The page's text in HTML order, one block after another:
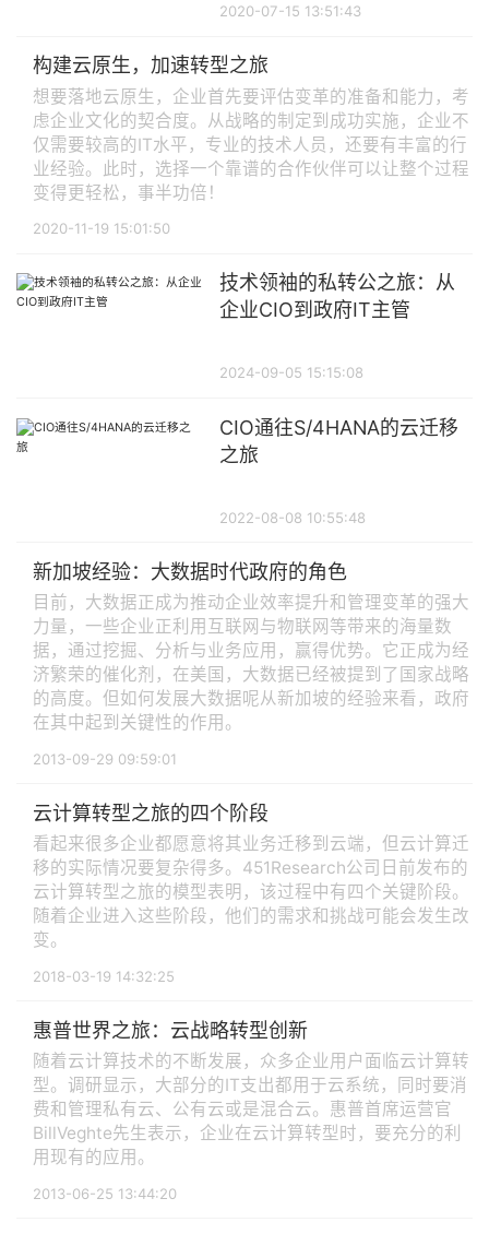
2020-07-15 13:51:43
构建云原生，加速转型之旅
想要落地云原生，企业首先要评估变革的准备和能力，考
虑企业文化的契合度。从战略的制定到成功实施，企业不
仅需要较高的IT水平，专业的技术人员，还要有丰富的行
业经验。此时，选择一个靠谱的合作伙伴可以让整个过程
变得更轻松，事半功倍！
2020-11-19 15:01:50
技术领袖的私转公之旅：从
企业CIO到政府IT主管
2024-09-05 15:15:08
CIO通往S/4HANA的云迁移
之旅
2022-08-08 10:55:48
新加坡经验：大数据时代政府的角色
目前，大数据正成为推动企业效率提升和管理变革的强大
力量，一些企业正利用互联网与物联网等带来的海量数
据，通过挖掘、分析与业务应用，赢得优势。它正成为经
济繁荣的催化剂，在美国，大数据已经被提到了国家战略
的高度。但如何发展大数据呢从新加坡的经验来看，政府
在其中起到关键性的作用。
2013-09-29 09:59:01
云计算转型之旅的四个阶段
看起来很多企业都愿意将其业务迁移到云端，但云计算迁
移的实际情况要复杂得多。451Research公司日前发布的
云计算转型之旅的模型表明，该过程中有四个关键阶段。
随着企业进入这些阶段，他们的需求和挑战可能会发生改
变。
2018-03-19 14:32:25
惠普世界之旅：云战略转型创新
随着云计算技术的不断发展，众多企业用户面临云计算转
型。调研显示，大部分的IT支出都用于云系统，同时要消
费和管理私有云、公有云或是混合云。惠普首席运营官
BillVeghte先生表示，企业在云计算转型时，要充分的利
用现有的应用。
2013-06-25 13:44:20